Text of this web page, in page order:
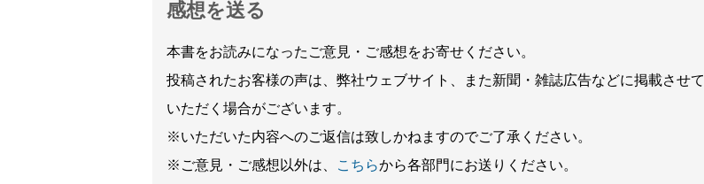
感想を送る
本書をお読みになったご意見・ご感想をお寄せください。
投稿されたお客様の声は、弊社ウェブサイト、また新聞・雑誌広告などに掲載させて
いただく場合がございます。
※いただいた内容へのご返信は致しかねますのでご了承ください。
※ご意見・ご感想以外は、
こちらから各部門にお送りください。